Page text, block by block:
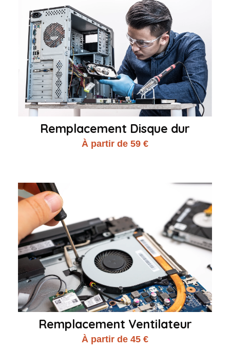
Remplacement Disque dur
À partir de 59 €
Remplacement Ventilateur
À partir de 45 €